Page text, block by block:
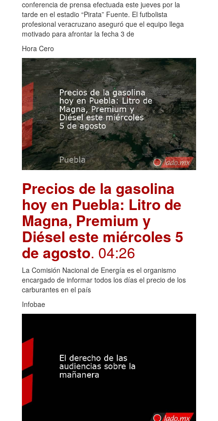
conferencia de prensa efectuada este jueves por la
tarde en el estadio “Pirata” Fuente. El futbolista
profesional veracruzano aseguró que el equipo llega
motivado para afrontar la fecha 3 de
Hora Cero
Precios de la gasolina
hoy en Puebla: Litro de
Magna, Premium y
Diésel este miércoles 5
de agosto. 04:26
La Comisión Nacional de Energía es el organismo
encargado de informar todos los días el precio de los
carburantes en el país
Infobae